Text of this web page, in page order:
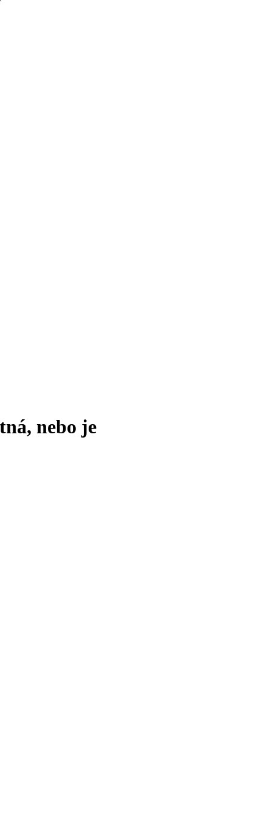
nebo je